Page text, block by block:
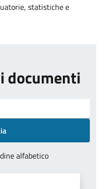
statistiche e
documenti
alfabetico